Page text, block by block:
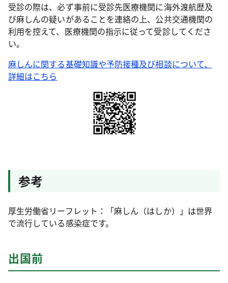
受診の際は、必ず事前に受診先医療機関に海外渡航歴及
び麻しんの疑いがあることを連絡の上、公共交通機関の
利用を控えて、医療機関の指示に従って受診してくださ
い。
麻しんに関する基礎知識や予防接種及び相談について、
詳細はこちら
参考
厚生労働省リーフレット：「麻しん（はしか）」は世界
で流行している感染症です。
出国前